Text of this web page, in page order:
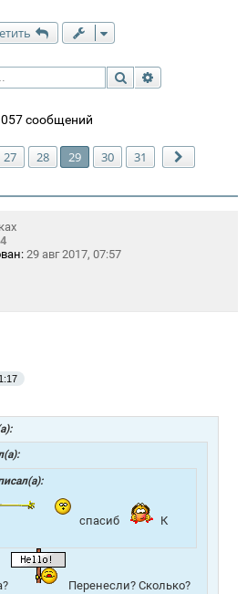
Поиск
сообщений
из31
27 28 29 30 31
29 авг 2017, 07:57
спасиб
К
Перенесли? Сколько?